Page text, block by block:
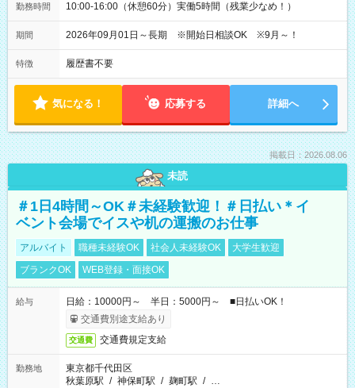
勤務時間 10:00-16:00（休憩60分）実働5時間（残業少なめ！）
期間 2026年09月01日～長期 ※開始日相談OK ※9月～！
特徴 履歴書不要
気になる！ 応募する 詳細へ
掲載日：2026.08.06
未読
＃1日4時間～OK＃未経験歓迎！＃日払い＊イ
ベント会場でイスや机の運搬のお仕事
アルバイト 職種未経験OK 社会人未経験OK
大学生歓迎
ブランクOK
WEB登録・面接OK
給与
日給：10000円～ 半日：5000円～ ■日払いOK！
交通費別途支給あり
交通費 交通費規定支給
勤務地
東京都千代田区
秋葉原駅 / 神保町駅 / 麹町駅 / …